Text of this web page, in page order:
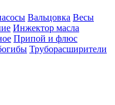
Вальцовка Весы
Инжектор масла
Припой и флюс
Труборасширители